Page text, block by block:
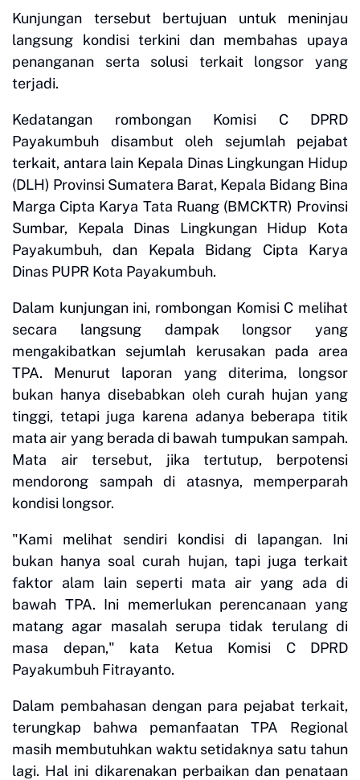
Kunjungan tersebut bertujuan untuk meninjau
langsung kondisi terkini dan membahas upaya
penanganan serta solusi terkait longsor yang
terjadi.
Kedatangan rombongan Komisi C DPRD
Payakumbuh disambut oleh sejumlah pejabat
terkait, antara lain Kepala Dinas Lingkungan Hidup
(DLH) Provinsi Sumatera Barat, Kepala Bidang Bina
Marga Cipta Karya Tata Ruang (BMCKTR) Provinsi
Sumbar, Kepala Dinas Lingkungan Hidup Kota
Payakumbuh, dan Kepala Bidang Cipta Karya
Dinas PUPR Kota Payakumbuh.
Dalam kunjungan ini, rombongan Komisi C melihat
secara langsung dampak longsor yang
mengakibatkan sejumlah kerusakan pada area
TPA. Menurut laporan yang diterima, longsor
bukan hanya disebabkan oleh curah hujan yang
tinggi, tetapi juga karena adanya beberapa titik
mata air yang berada di bawah tumpukan sampah.
Mata air tersebut, jika tertutup, berpotensi
mendorong sampah di atasnya, memperparah
kondisi longsor.
"Kami melihat sendiri kondisi di lapangan. Ini
bukan hanya soal curah hujan, tapi juga terkait
faktor alam lain seperti mata air yang ada di
bawah TPA. Ini memerlukan perencanaan yang
matang agar masalah serupa tidak terulang di
masa depan," kata Ketua Komisi C DPRD
Payakumbuh Fitrayanto.
Dalam pembahasan dengan para pejabat terkait,
terungkap bahwa pemanfaatan TPA Regional
masih membutuhkan waktu setidaknya satu tahun
lagi. Hal ini dikarenakan perbaikan dan penataan